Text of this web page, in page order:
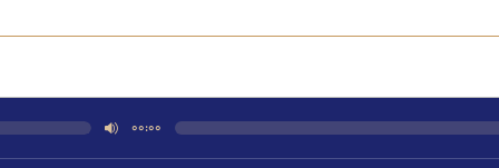
۰۰:۰۰